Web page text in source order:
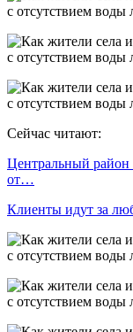
Сейчас читают:
Центральный район
от…
Клиенты идут за